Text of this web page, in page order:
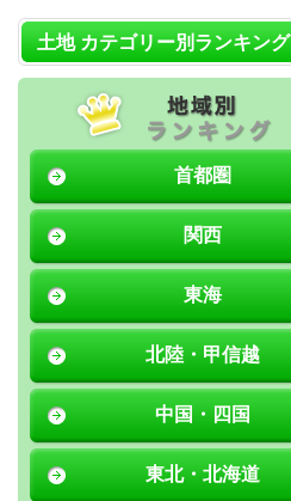
土地 カテゴリー別ランキング
首都圏
関西
東海
北陸・甲信越
中国・四国
東北・北海道